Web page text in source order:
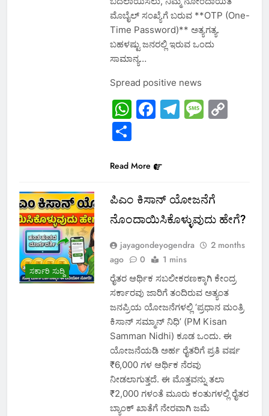
ಮೊಬೈಲ್ ಸಂಖ್ಯೆಗೆ ಬರುವ **OTP (One-
Time Password)** ಅತ್ಯಗತ್ಯ.
ಬಹಳಷ್ಟು ಜನರಲ್ಲಿ ಇರುವ ಒಂದು
ಸಾಮಾನ್ಯ…
Spread positive news
WhatsApp
Facebook
Telegram
Share
Read More
ಸರ್ಕಾರಿ ಸುದ್ದಿ
ಪಿಎಂ ಕಿಸಾನ್ ಯೋಜನೆಗೆ
ನೊಂದಾಯಿಸಿಕೊಳ್ಳುವುದು ಹೇಗೆ?
jayagondeyogendra
2 months
ago
0 1 mins
ರೈತರ ಆರ್ಥಿಕ ಸಬಲೀಕರಣಕ್ಕಾಗಿ ಕೇಂದ್ರ
ಸರ್ಕಾರವು ಜಾರಿಗೆ ತಂದಿರುವ ಅತ್ಯಂತ
ಜನಪ್ರಿಯ ಯೋಜನೆಗಳಲ್ಲಿ ‘ಪ್ರಧಾನ ಮಂತ್ರಿ
ಕಿಸಾನ್ ಸಮ್ಮಾನ್ ನಿಧಿ’ (PM Kisan
Samman Nidhi) ಕೂಡ ಒಂದು. ಈ
ಯೋಜನೆಯಡಿ ಅರ್ಹ ರೈತರಿಗೆ ಪ್ರತಿ ವರ್ಷ
₹6,000 ಗಳ ಆರ್ಥಿಕ ನೆರವು
ನೀಡಲಾಗುತ್ತದೆ. ಈ ಮೊತ್ತವನ್ನು ತಲಾ
₹2,000 ಗಳಂತೆ ಮೂರು ಕಂತುಗಳಲ್ಲಿ ರೈತರ
ಬ್ಯಾಂಕ್ ಖಾತೆಗೆ ನೇರವಾಗಿ ಜಮೆ